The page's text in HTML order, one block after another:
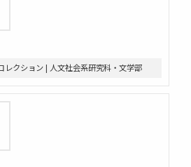
レクション | 人文社会系研究科・文学部